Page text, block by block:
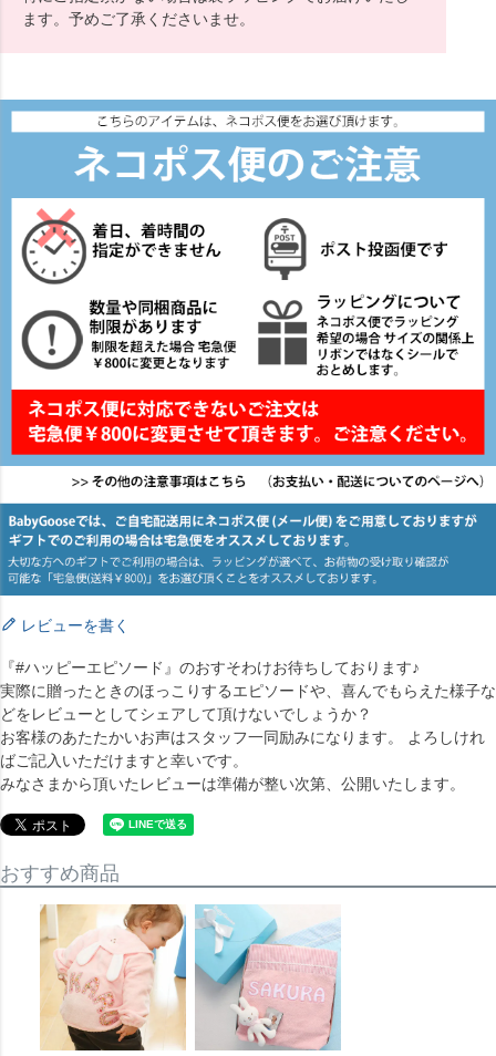
ます。予めご了承くださいませ。
レビューを書く
『#ハッピーエピソード』のおすそわけお待ちしております♪
実際に贈ったときのほっこりするエピソードや、喜んでもらえた様子な
どをレビューとしてシェアして頂けないでしょうか？
お客様のあたたかいお声はスタッフ一同励みになります。 よろしけれ
ばご記入いただけますと幸いです。
みなさまから頂いたレビューは準備が整い次第、公開いたします。
おすすめ商品